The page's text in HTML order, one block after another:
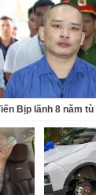
Bịp lãnh 8 năm tù